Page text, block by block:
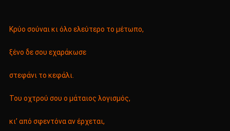
Κρύο σούναι κι όλο ελεύτερο το μέτωπο,
ξένο δε σου εχαράκωσε
στεφάνι το κεφάλι.
Του οχτρού σου ο μάταιος λογισμός,
κι’ από σφεντόνα αν έρχεται,